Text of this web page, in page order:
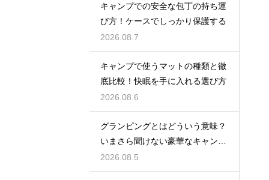
キャンプでの安全な包丁の持ち運
び方！ケースでしっかり保護する
2026.08.7
キャンプで使うマットの種類と徹
底比較！快眠を手に入れる選び方
2026.08.6
グランピングとはどういう意味？
いまさら聞けない豪華なキャンプ
術
2026.08.5